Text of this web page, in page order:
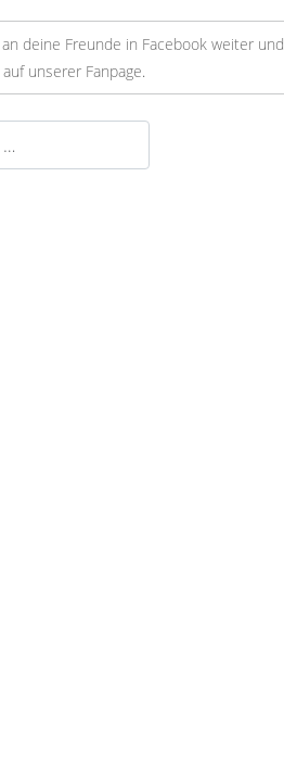
deine Freunde in Facebook weiter und
unserer Fanpage.